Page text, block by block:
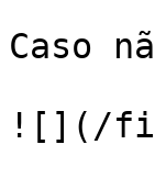
Caso
![](/